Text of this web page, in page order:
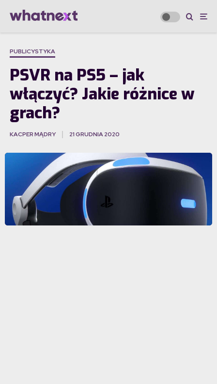
PUBLICYSTYKA
PSVR na PS5 – jak
włączyć? Jakie różnice w
grach?
KACPER MĄDRY 21 GRUDNIA 2020